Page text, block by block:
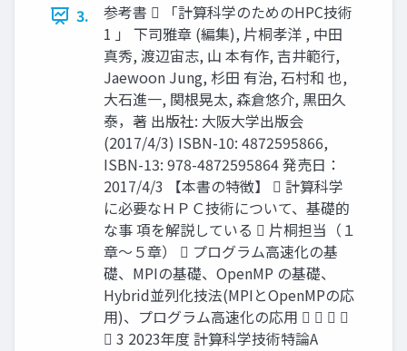
3.
参考書  「計算科学のためのHPC技術
1 」 下司雅章 (編集), 片桐孝洋 , 中田
真秀, 渡辺宙志, 山 本有作, 吉井範行,
Jaewoon Jung, 杉田 有治, 石村和 也,
大石進一, 関根晃太, 森倉悠介, 黒田久
泰，著 出版社: 大阪大学出版会
(2017/4/3) ISBN-10: 4872595866,
ISBN-13: 978-4872595864 発売日：
2017/4/3 【本書の特徴】  計算科学
に必要なＨＰＣ技術について、基礎的
な事 項を解説している  片桐担当（１
章～５章）  プログラム高速化の基
礎、MPIの基礎、OpenMP の基礎、
Hybrid並列化技法(MPIとOpenMPの応
用)、プログラム高速化の応用    
 3 2023年度 計算科学技術特論A